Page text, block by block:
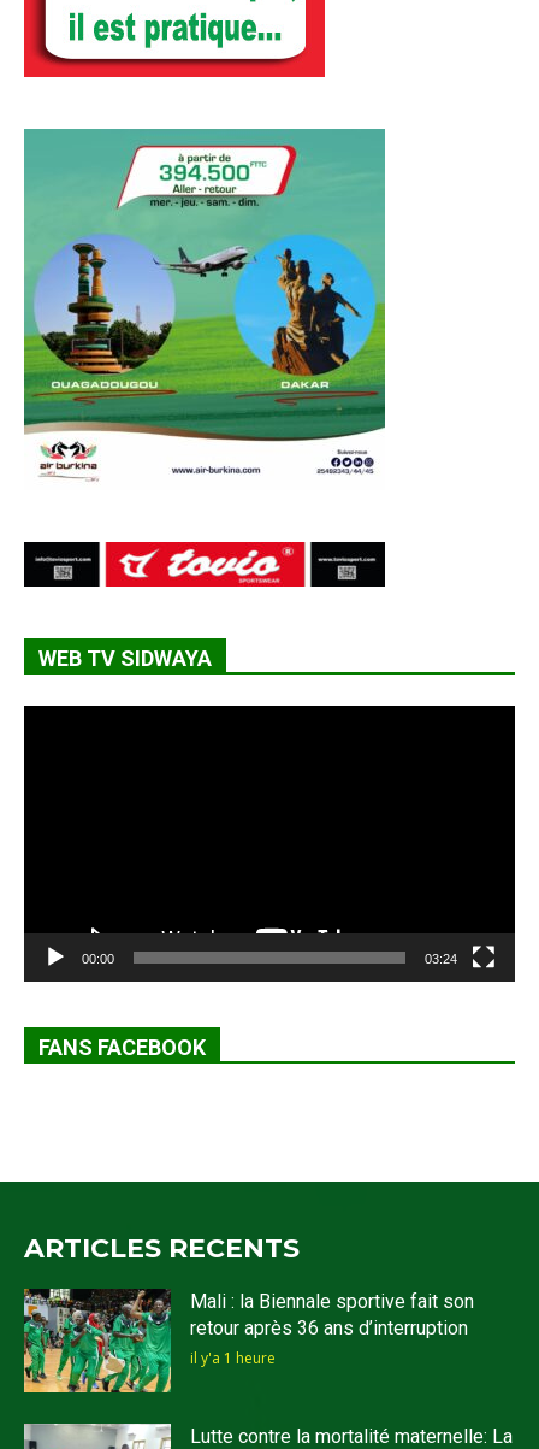
WEB TV SIDWAYA
00:00 03:24
FANS FACEBOOK
ARTICLES RECENTS
Mali : la Biennale sportive fait son
retour après 36 ans d’interruption
il y'a 1 heure
Lutte contre la mortalité maternelle: La